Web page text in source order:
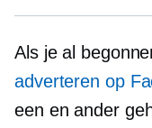
Als je al
adverteren op
een en ander